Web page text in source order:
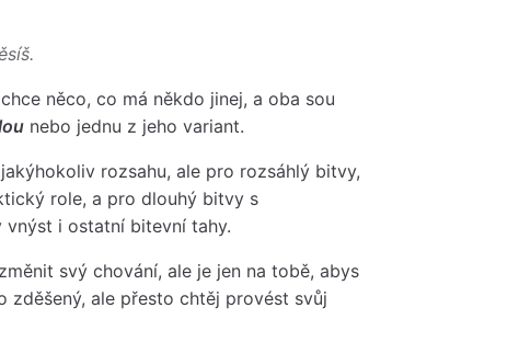
něco, co má někdo jinej, a oba sou
nebo jednu z jeho variant.
rozsahu, ale pro rozsáhlý bitvy,
role, a pro dlouhý bitvy s
i ostatní bitevní tahy.
svý chování, ale je jen na tobě, abys
zděšený, ale přesto chtěj provést svůj